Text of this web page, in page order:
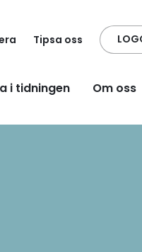
Tipsa oss
i tidningen Om oss